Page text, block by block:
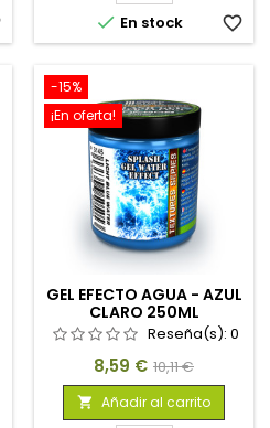
 En stock favorite_border
-15%
¡En oferta!
GEL EFECTO AGUA - AZUL
CLARO 250ML
Reseña(s): 0
Precio
8,59 € Precio
base
10,11 €
 Añadir al carrito